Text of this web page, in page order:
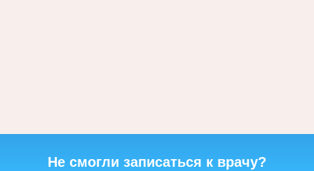
Не смогли записаться к врачу?